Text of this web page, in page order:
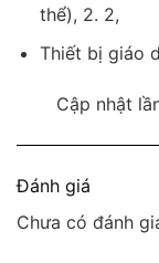
thể), 2. 2,
Thiết bị giáo
Cập nhật
Đánh giá
Chưa có đánh